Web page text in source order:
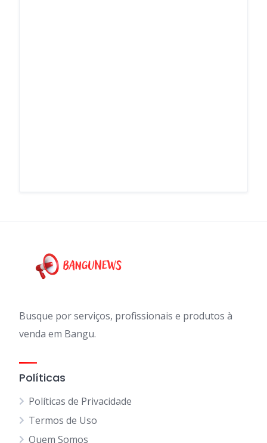
Busque por serviços, profissionais e produtos à
venda em Bangu.
Políticas
Políticas de Privacidade
Termos de Uso
Quem Somos